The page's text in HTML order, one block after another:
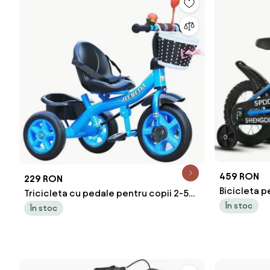
229 RON
Tricicleta cu pedale pentru copii 2-5
ani, 2 cosuri depozitare, Albastru
În stoc
459 RON
Bicicleta
ajutatoare
În stoc